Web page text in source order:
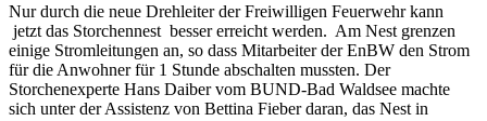
Nestputzaktion
des
BUND-
Aulendorf
Nur durch die neue Drehleiter der Freiwilligen Feuerwehr kann
jetzt das Storchennest besser erreicht werden. Am Nest grenzen
einige Stromleitungen an, so dass Mitarbeiter der EnBW den Strom
für die Anwohner für 1 Stunde abschalten mussten. Der
Storchenexperte Hans Daiber vom BUND-Bad Waldsee machte
sich unter der Assistenz von Bettina Fieber daran, das Nest in